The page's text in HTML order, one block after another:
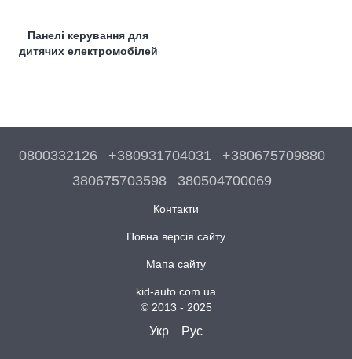
Панелі керування для
дитячих електромобілей
0800332126 +380931704031
+380675709880
380675703598
380504700069
Контакти
Повна версія сайту
Мапа сайту
kid-auto.com.ua
© 2013 - 2025
Укр Рус